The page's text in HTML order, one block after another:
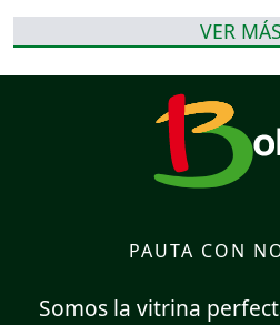
VER
PAUTA CON
Somos la vitrina